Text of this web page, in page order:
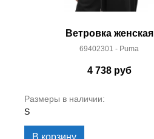
Ветровка женская
69402301 - Puma
4 738руб
Размеры в наличии:
S
В корзину